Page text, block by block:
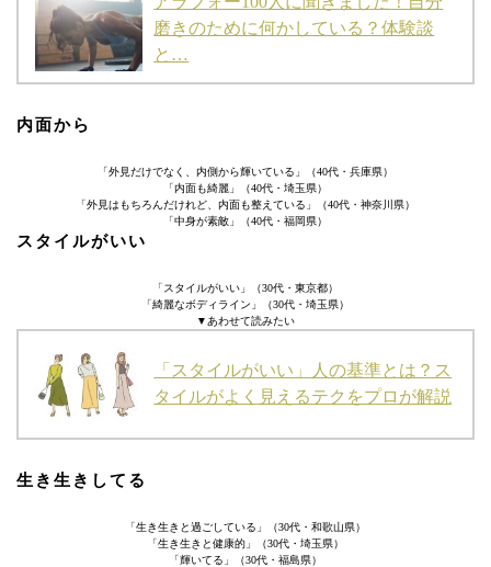
磨きのために何かしている？体験談
と…
内面から
「外見だけでなく、内側から輝いている」（40代・兵庫県）
「内面も綺麗」（40代・埼玉県）
「外見はもちろんだけれど、内面も整えている」（40代・神奈川県）
「中身が素敵」（40代・福岡県）
スタイルがいい
「スタイルがいい」（30代・東京都）
「綺麗なボディライン」（30代・埼玉県）
▼あわせて読みたい
「スタイルがいい」人の基準とは？ス
タイルがよく見えるテクをプロが解説
生き生きしてる
「生き生きと過ごしている」（30代・和歌山県）
「生き生きと健康的」（30代・埼玉県）
「輝いてる」（30代・福島県）